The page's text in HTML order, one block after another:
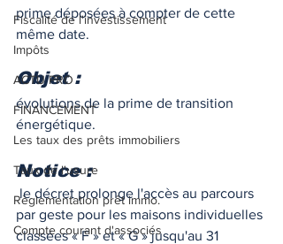
Fiscalité de l'investissement
Impôts
ACTU PRO
FINANCEMENT
Les taux des prêts immobiliers
Taux de l'usure
Règlementation prêt immo.
Compte courant d'associés
prime déposées à compter de cette
même date.
Objet :
évolutions de la prime de transition
énergétique.
Notice :
le décret prolonge l'accès au parcours
par geste pour les maisons individuelles
classées « F » et « G » jusqu'au 31